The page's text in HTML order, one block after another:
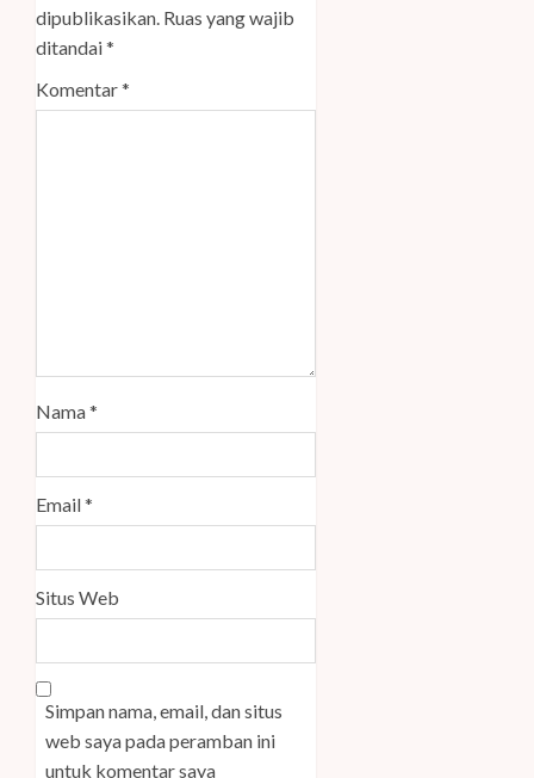
dipublikasikan. Ruas yang wajib
ditandai*
Komentar*
Nama*
Email*
Situs Web
Simpan nama, email, dan situs
web saya pada peramban ini
untuk komentar saya